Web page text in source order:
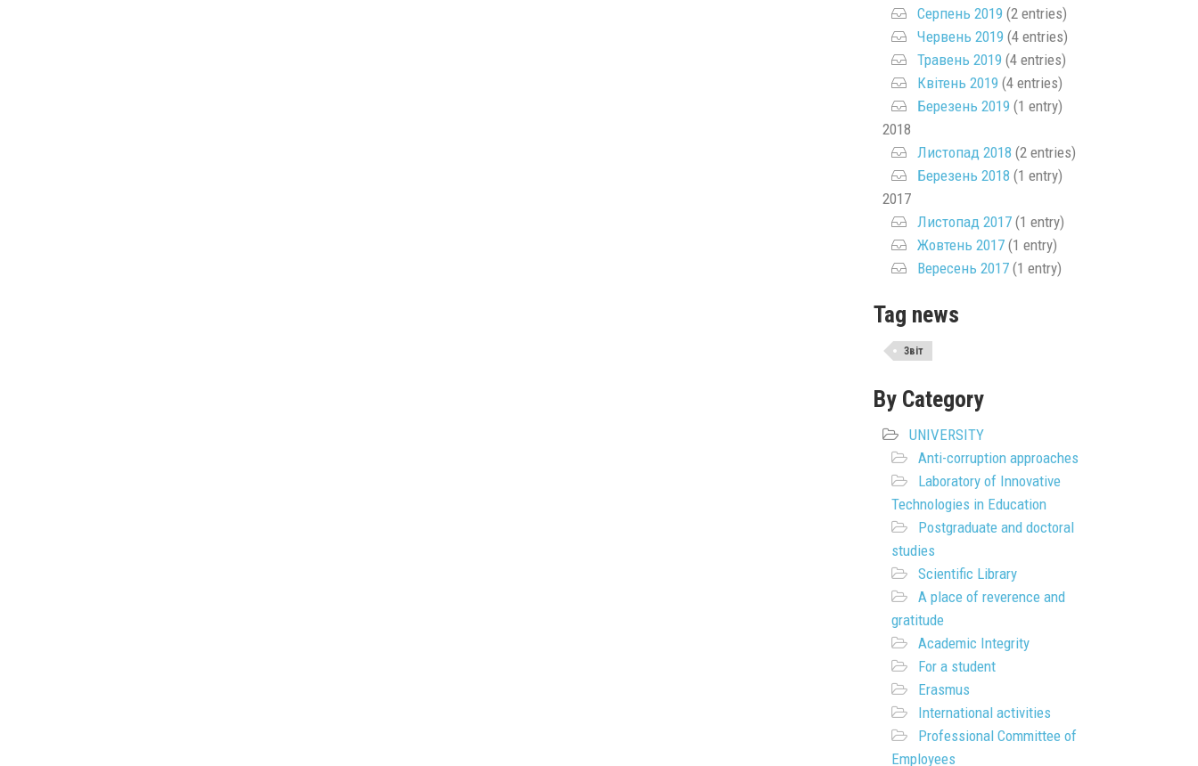
Серпень 2019 (2 entries)
Червень 2019 (4 entries)
Травень 2019 (4 entries)
Квітень 2019 (4 entries)
Березень 2019 (1 entry)
2018
Листопад 2018 (2 entries)
Березень 2018 (1 entry)
2017
Листопад 2017(1 entry)
Жовтень 2017(1 entry)
Вересень 2017(1 entry)
Tag news
Звіт
By Category
UNIVERSITY
Anti-corruption approaches
Laboratory of Innovative
Technologies in Education
Postgraduate and doctoral
studies
Scientific Library
A place of reverence and
gratitude
Academic Integrity
For a student
Erasmus
International activities
Professional Committee of
Employees